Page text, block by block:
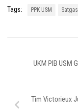
Tags: PPK USM
UKM PIB USM
Tim Victorieux